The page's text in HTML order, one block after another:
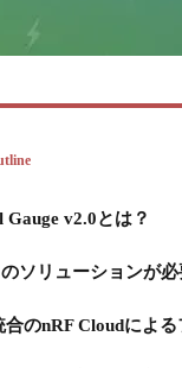
Gauge v2.0とは？
ソリューションが必
のnRF Cloudによ